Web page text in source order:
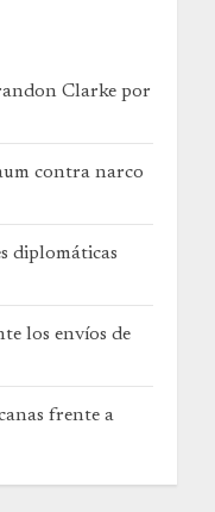
Clarke por
contra narco
diplomáticas
los envíos de
frente a